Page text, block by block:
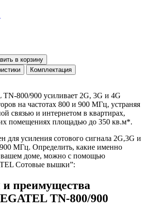
в корзину
Комплектация
800/900 усиливает 2G, 3G и 4G
на частотах 800 и 900 МГц, устраняя
связью и интернетом в квартирах,
помещениях площадью до 350 кв.м*.
для усиления сотового сигнала 2G,3G и
МГц. Определить, какие именно
вашем доме, можно с помощью
Сотовые вышки”:
и преимущества
TN-800/900